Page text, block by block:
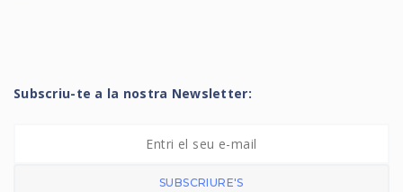
Subscriu-te a la nostra Newsletter:
SUBSCRIURE'S